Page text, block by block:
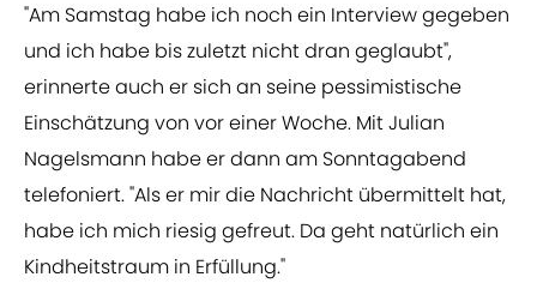
"Am Samstag habe ich noch ein Interview gegeben
und ich habe bis zuletzt nicht dran geglaubt",
erinnerte auch er sich an seine pessimistische
Einschätzung von vor einer Woche. Mit Julian
Nagelsmann habe er dann am Sonntagabend
telefoniert. "Als er mir die Nachricht übermittelt hat,
habe ich mich riesig gefreut. Da geht natürlich ein
Kindheitstraum in Erfüllung."